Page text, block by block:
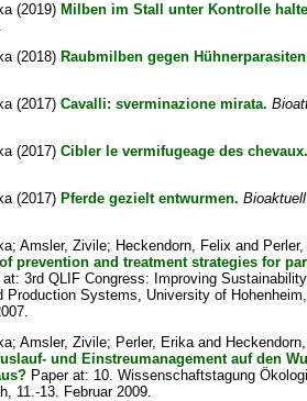
(2019) Milben im Stall unter Kontrolle
(2018) Raubmilben gegen
(2017)Cavalli: sverminazione mirata.
(2017)Cibler le vermifugeage des
(2017) Pferde gezielt entwurmen. Bioaktuell
;Amsler, Zivile; Heckendorn, Felix and
prevention and treatment strategies for
at: 3rd QLIF Congress: Improving
Production Systems, University of
;Amsler, Zivile; Perler, Erikaand
und Einstreumanagement auf den
Paper at: 10. Wissenschaftstagung
11.-13. Februar 2009.